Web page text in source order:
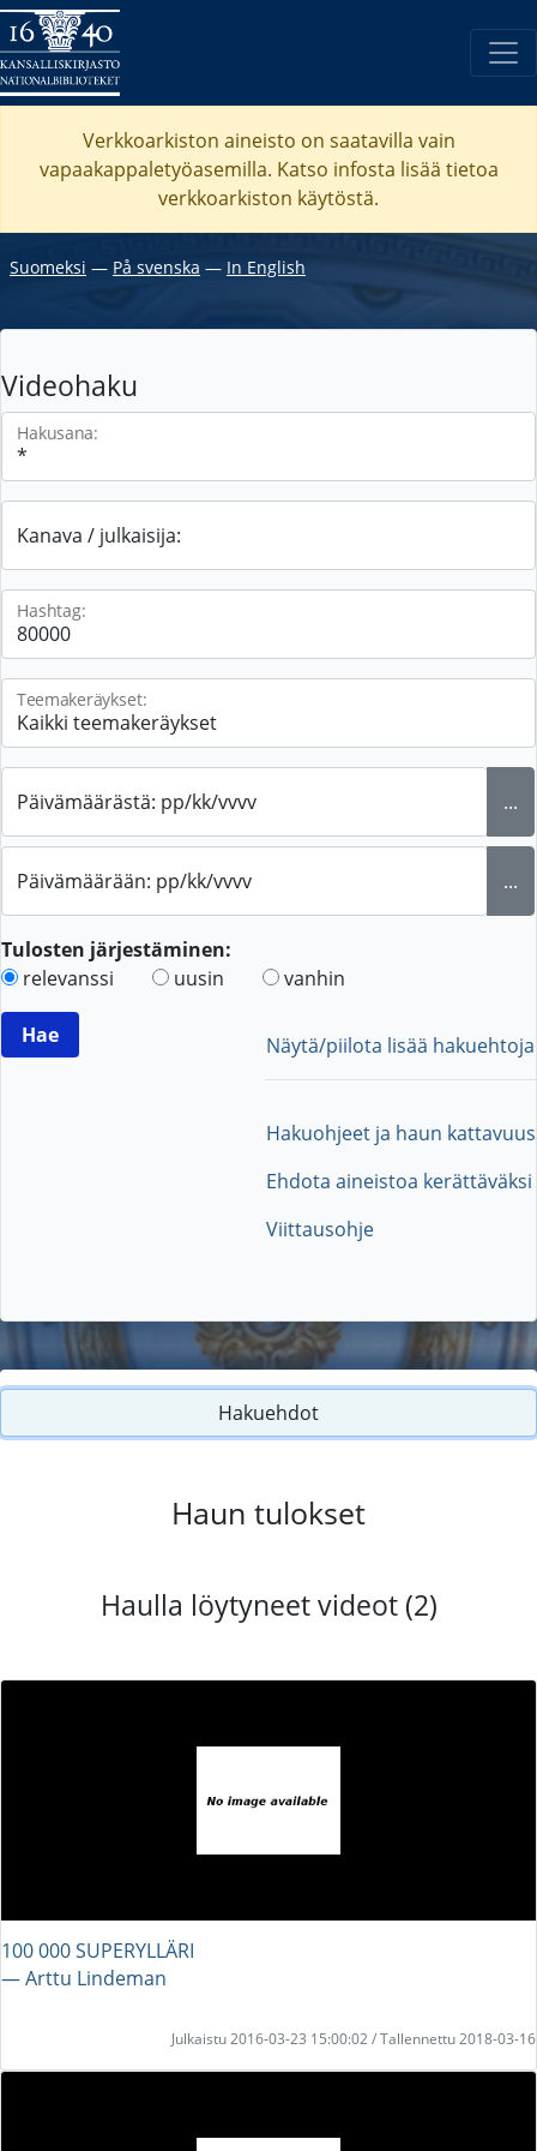
Verkkoarkiston aineisto on saatavilla vain
vapaakappaletyöasemilla. Katso infosta lisää tietoa
verkkoarkiston käytöstä.
Suomeksi ― På svenska ― In English
Videohaku
Hakusana:
Kanava / julkaisija:
Hashtag:
Teemakeräykset:
Päivämäärästä: pp/kk/vvvv ...
Päivämäärään: pp/kk/vvvv ...
Tulosten järjestäminen:
relevanssi
uusin vanhin
Näytä/piilota lisää hakuehtoja
Hakuohjeet ja haun kattavuus
Ehdota aineistoa kerättäväksi
Viittausohje
Hakuehdot
Haun tulokset
Haulla löytyneet videot (2)
100 000 SUPERYLLÄRI
― Arttu Lindeman
Julkaistu 2016-03-23 15:00:02 / Tallennettu 2018-03-16